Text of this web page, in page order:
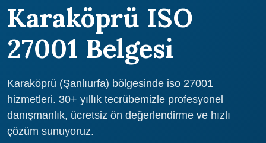
Karaköprü ISO
27001 Belgesi
Karaköprü (Şanlıurfa) bölgesinde iso 27001
hizmetleri. 30+ yıllık tecrübemizle profesyonel
danışmanlık, ücretsiz ön değerlendirme ve hızlı
çözüm sunuyoruz.